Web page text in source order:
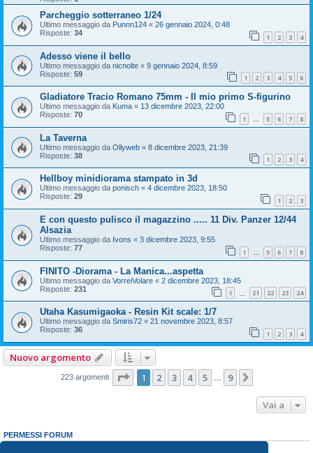
Parcheggio sotterraneo 1/24
Ultimo messaggio da Punnn124 « 26 gennaio 2024, 0:48
Risposte: 34 1 2 3 4
Adesso viene il bello
Ultimo messaggio da nicnolte « 9 gennaio 2024, 8:59
Risposte: 59 1 2 3 4 5 6
Gladiatore Tracio Romano 75mm - Il mio primo S-figurino
Ultimo messaggio da Kuma « 13 dicembre 2023, 22:00
Risposte: 70 1 … 5 6 7 8
La Taverna
Ultimo messaggio da Ollyweb « 8 dicembre 2023, 21:39
Risposte: 38 1 2 3 4
Hellboy minidiorama stampato in 3d
Ultimo messaggio da ponisch « 4 dicembre 2023, 18:50
Risposte: 29 1 2 3
E con questo pulisco il magazzino ..... 11 Div. Panzer 12/44
Alsazia
Ultimo messaggio da Ivons « 3 dicembre 2023, 9:55
Risposte: 77 1 … 5 6 7 8
FINITO -Diorama - La Manica...aspetta
Ultimo messaggio da VorreiVolare « 2 dicembre 2023, 18:45
Risposte: 231 1 21 22 23 24
Utaha Kasumigaoka - Resin Kit scale: 1/7
Ultimo messaggio da Smiris72 « 21 novembre 2023, 8:57
Risposte: 36 1 2 3 4
Nuovo argomento
223 argomenti Pagina di
1 2 3 4 5 9
Vai a
PERMESSI FORUM